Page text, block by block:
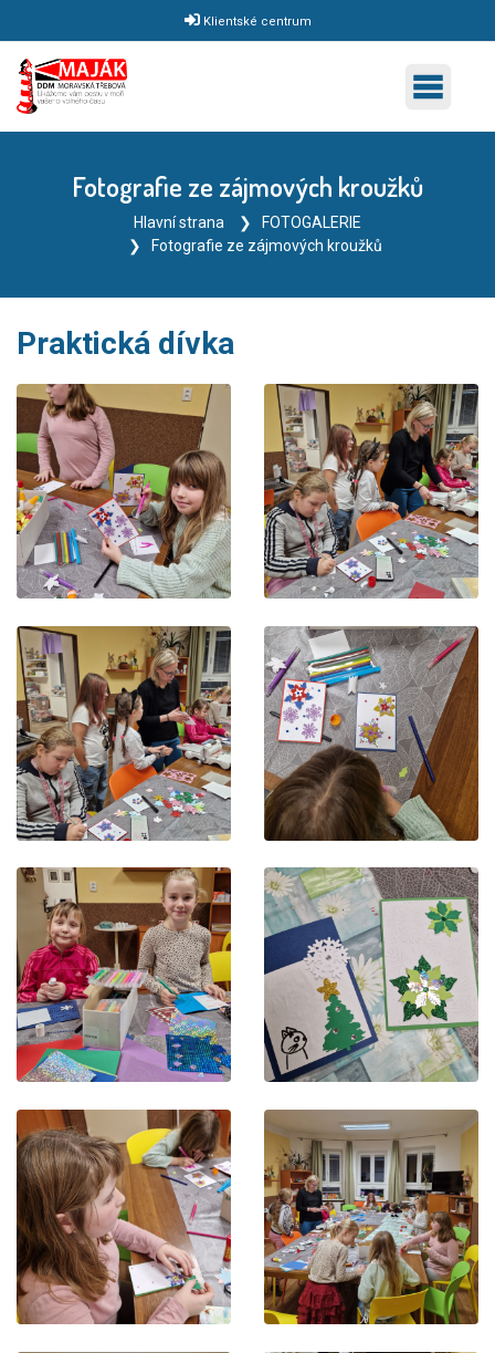
Klientské centrum
Fotografie ze zájmových kroužků
Hlavní strana
FOTOGALERIE
Fotografie ze zájmových kroužků
Praktická dívka